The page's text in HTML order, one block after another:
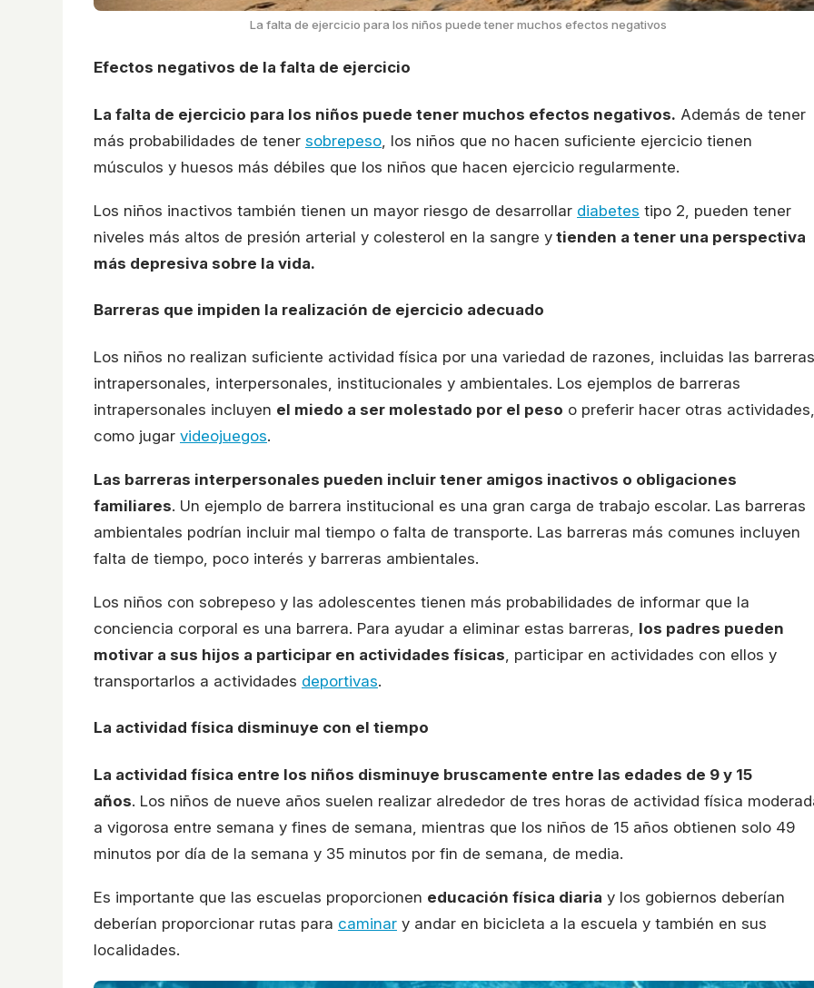
La falta de ejercicio para los niños puede tener muchos efectos negativos
Efectos negativos de la falta de ejercicio
La falta de ejercicio para los niños puede tener muchos efectos negativos. Además de tener
más probabilidades de tener sobrepeso , los niños que no hacen suficiente ejercicio tienen
músculos y huesos más débiles que los niños que hacen ejercicio regularmente.
Los niños inactivos también tienen un mayor riesgo de desarrollar diabetes tipo 2, pueden tener
niveles más altos de presión arterial y colesterol en la sangre y tienden a tener una perspectiva
más depresiva sobre la vida.
Barreras que impiden la realización de ejercicio adecuado
Los niños no realizan suficiente actividad física por una variedad de razones, incluidas las barreras
intrapersonales, interpersonales, institucionales y ambientales. Los ejemplos de barreras
intrapersonales incluyen el miedo a ser molestado por el peso o preferir hacer otras actividades,
como jugar videojuegos.
Las barreras interpersonales pueden incluir tener amigos inactivos o obligaciones
familiares. Un ejemplo de barrera institucional es una gran carga de trabajo escolar. Las barreras
ambientales podrían incluir mal tiempo o falta de transporte. Las barreras más comunes incluyen
falta de tiempo, poco interés y barreras ambientales.
Los niños con sobrepeso y las adolescentes tienen más probabilidades de informar que la
conciencia corporal es una barrera. Para ayudar a eliminar estas barreras, los padres pueden
motivar a sus hijos a participar en actividades físicas , participar en actividades con ellos y
transportarlos a actividades deportivas.
La actividad física disminuye con el tiempo
La actividad física entre los niños disminuye bruscamente entre las edades de 9 y 15
años. Los niños de nueve años suelen realizar alrededor de tres horas de actividad física
a vigorosa entre semana y fines de semana, mientras que los niños de 15 años obtienen solo 49
minutos por día de la semana y 35 minutos por fin de semana, de media.
Es importante que las escuelas proporcionen educación física diaria y los gobiernos deberían
deberían proporcionar rutas para caminar y andar en bicicleta a la escuela y también en sus
localidades.